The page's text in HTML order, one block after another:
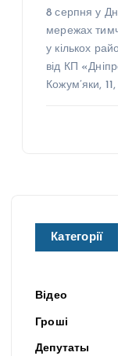
8 серпня у
мережах
у кількох
від КП
Кожум’яки,
Категорії
Відео
Гроші
Депутаты